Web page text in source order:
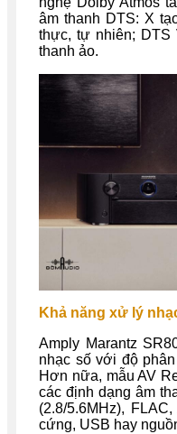
âm thanh DTS: X
thực, tự nhiên; DTS
thanh ảo.
Khả năng xử lý
Amply Marantz
nhạc số với độ
Hơn nữa, mẫu AV
các định dạng âm
(2.8/5.6MHz),
cứng, USB hay